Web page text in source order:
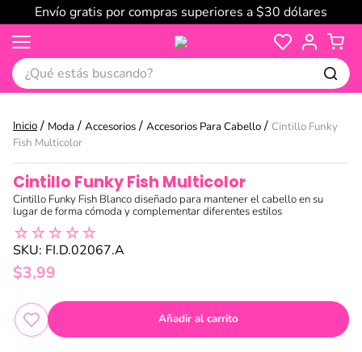
Envío gratis por compras superiores a $30 dólares
¿Qué estás buscando?
Moda Accesorios Accesorios Para Cabello
Cintillo Funky
Fish Multicolor
Cintillo Funky Fish Multicolor
Cintillo Funky Fish Blanco diseñado para mantener el cabello en su
lugar de forma cómoda y complementar diferentes estilos
☆☆☆☆☆
SKU: FI.D.02067.A
$3,99
Añadir al carrito